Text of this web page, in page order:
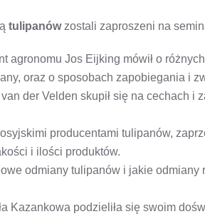
tulipanówzostali zaproszeni na
agronomu Jos Eijking mówił o
oraz o sposobach zapobiegania i
der Velden skupił się na cechach i
producentami tulipanów,
i ilości produktów.
odmiany tulipanów i jakie
Kazankowa podzieliła się swoim